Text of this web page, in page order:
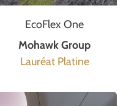
EcoFlex One
Mohawk Group
Lauréat Platine